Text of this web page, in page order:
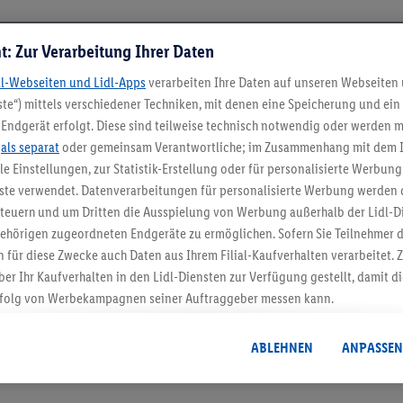
5.95 € Versand
Jetzt zum Newsletter
Gutschein sichern!
Zur Verarbeitung Ihrer Daten
Webseiten und Lidl-Apps verarbeiten Ihre Daten auf unseren Webseiten
mittels verschiedener Techniken, mit denen eine Speicherung und
erfolgt. Diese sind teilweise technisch notwendig oder werden
als separat oder gemeinsam Verantwortliche; im Zusammenhang mit dem
Einstellungen, zur Statistik-Erstellung oder für personalisierte
verwendet. Datenverarbeitungen für personalisierte Werbung werden
und um Dritten die Ausspielung von Werbung außerhalb der Lidl-
zugeordneten Endgeräte zu ermöglichen. Sofern Sie Teilnehmer
für diese Zwecke auch Daten aus Ihrem Filial-Kaufverhalten verarbeitet.
Ihr Kaufverhalten in den Lidl-Diensten zur Verfügung gestellt, damit
von Werbekampagnen seiner Auftraggeber messen kann.
umfasst die Zusammenführung von Daten (z.B. über Ihre Nutzung
über verschiedene Endgeräte und Lidl-Dienste hinweg
ABLEHNEN ANPASSEN